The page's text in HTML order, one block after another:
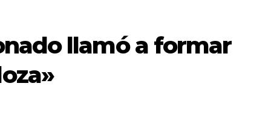
llamó a formar